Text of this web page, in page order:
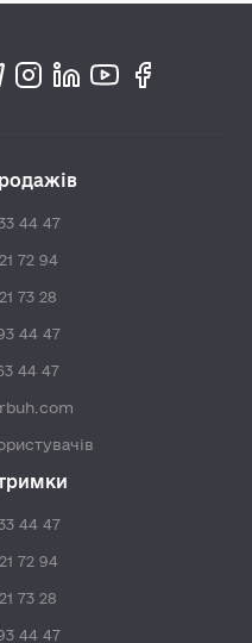
44 47
72 94
73 28
44 47
44 47
44 47
72 94
73 28
44 47